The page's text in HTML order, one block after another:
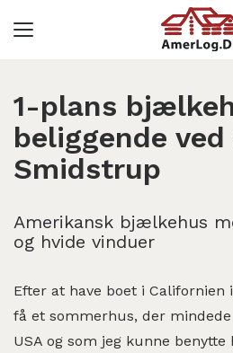
Toggle
1-plans
beliggende
Smidstrup
Amerikansk bjælkehus
og hvide vinduer
Efter at have boet i Californien
få et sommerhus, der
USA og som jeg kunne benytte